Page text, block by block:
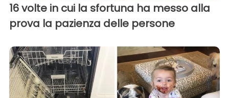
16 volte in cui la sfortuna ha messo alla
prova la pazienza delle persone